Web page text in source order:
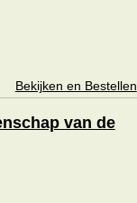
Bekijken en Bestellen
van de